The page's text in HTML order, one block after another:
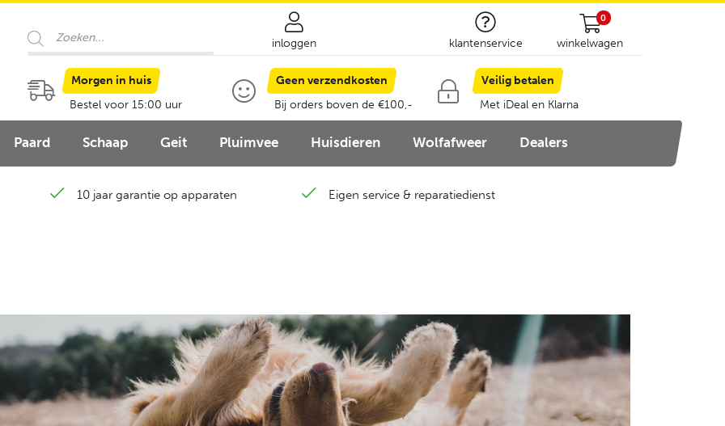
Producten
zoeken
inloggen klantenservice
0
winkelwagen
Morgen in huis
Bestel voor 15:00 uur
Geen verzendkosten
Bij orders boven de €100,-
Veilig betalen
Met iDeal en Klarna
Paard Schaap Geit Pluimvee Huisdieren Wolfafweer Dealers
10 jaar garantie op apparaten Eigen service & reparatiedienst